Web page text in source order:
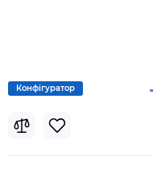
Конфігуратор